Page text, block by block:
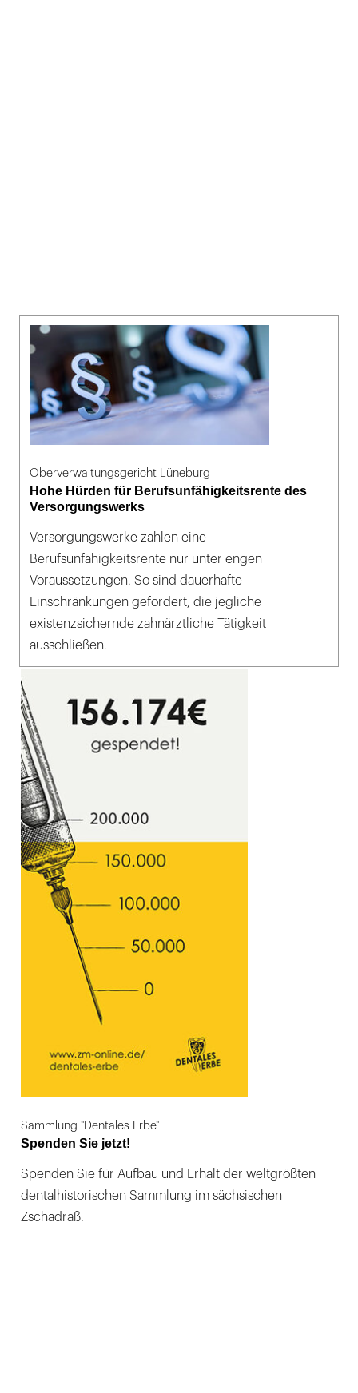
Oberverwaltungsgericht Lüneburg
Hohe Hürden für Berufsunfähigkeitsrente des
Versorgungswerks
Versorgungswerke zahlen eine
Berufsunfähigkeitsrente nur unter engen
Voraussetzungen. So sind dauerhafte
Einschränkungen gefordert, die jegliche
existenzsichernde zahnärztliche Tätigkeit
ausschließen.
Sammlung "Dentales Erbe"
Spenden Sie jetzt!
Spenden Sie für Aufbau und Erhalt der weltgrößten
dentalhistorischen Sammlung im sächsischen
Zschadraß.